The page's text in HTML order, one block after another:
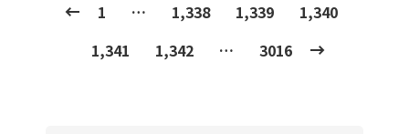
1 … 1,338 1,339
1,340
1,341
1,342 … 3016